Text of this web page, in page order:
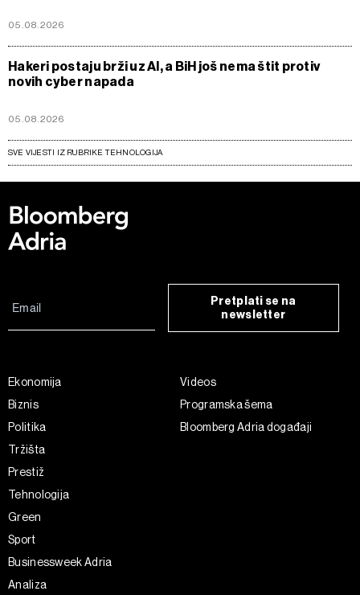
05.08.2026
Hakeri postaju brži uz AI, a BiH još nema štit protiv
novih cyber napada
05.08.2026
SVE VIJESTI IZ RUBRIKE TEHNOLOGIJA
Pretplati se na
newsletter
Ekonomija
Biznis
Politika
Tržišta
Prestiž
Tehnologija
Green
Sport
Businessweek Adria
Analiza
Videos
Programska šema
Bloomberg Adria događaji